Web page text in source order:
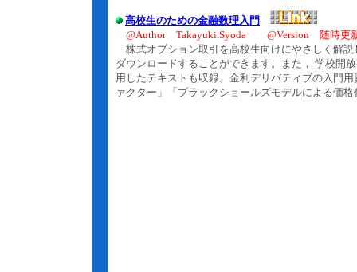
高校生のための金融数理入門
@Author Takayuki.Syoda @Version 随時更
株式オプション取引を高校生向けにやさしく解
ダウンロードすることができます。また， 学校開
用したテキストも収録。金利デリバティブの入門
ァクター」「ブラックショールズモデルによる価